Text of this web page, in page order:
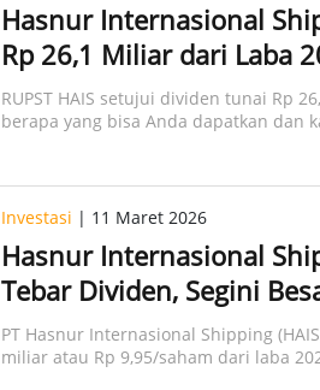
Hasnur Internasional
Rp 26,1 Miliar dari Laba
RUPST HAIS setujui dividen tunai Rp
berapa yang bisa Anda dapatkan dan
Investasi | 11 Maret 2026
Hasnur Internasional
Tebar Dividen, Segini
PT Hasnur Internasional Shipping
miliar atau Rp 9,95/saham dari laba